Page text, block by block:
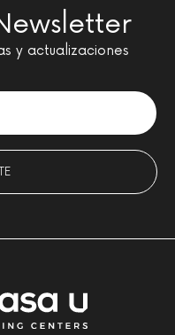
y actualizaciones